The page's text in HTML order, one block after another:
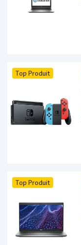
Top Produit
Top Produit